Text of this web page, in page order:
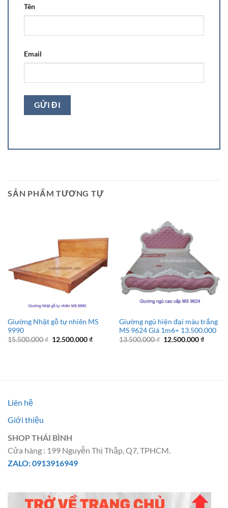
Tên
Email
SẢN PHẨM TƯƠNG TỰ
Giường Nhật gỗ tự nhiên MS
9990
15.500.000₫ Giá
12.500.000₫Giá
Giường ngủ hiện đại màu trắng
MS 9624 Giá 1m6= 13.500.000
13.500.000₫ Giá
12.500.000₫Giá
Liên hệ
Giới thiệu
SHOP THÁI BÌNH
Cửa hàng : 199 Nguyễn Thị Thập, Q7, TPHCM.
ZALO: 0913916949